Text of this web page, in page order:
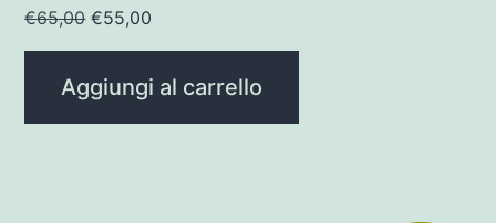
€65,00 Il
prezzo
originale
era:
€55,00
prezzo
attuale
Aggiungi al carrello